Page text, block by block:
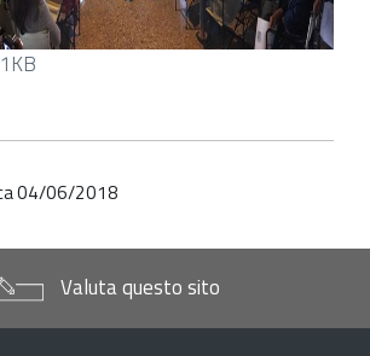
04/06/2018
Valuta questo sito